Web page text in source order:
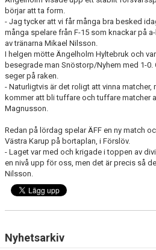
börjar att ta form.
- Jag tycker att vi får många bra besked
många spelare från F-15 som knackar på
av tränarna Mikael Nilsson.
I helgen mötte Ängelholm Hyltebruk och
besegrade man Snöstorp/Nyhem med 1-
seger på raken.
- Naturligtvis är det roligt att vinna
kommer att bli tuffare och tuffare matcher
Magnusson.
Redan på lördag spelar ÄFF en ny match
Västra Karup på bortaplan, i Förslöv.
- Laget var med och krigade i toppen av
en nivå upp för oss, men det är precis så
Nilsson.
Nyhetsarkiv